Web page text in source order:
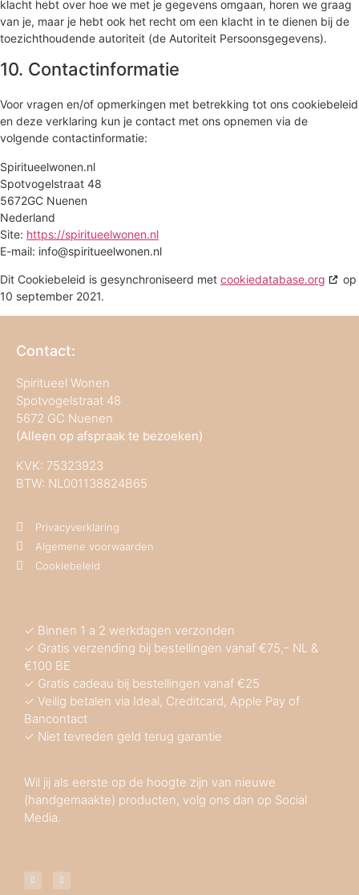
klacht hebt over hoe we met je gegevens omgaan, horen we graag
van je, maar je hebt ook het recht om een klacht in te dienen bij de
toezichthoudende autoriteit (de Autoriteit Persoonsgegevens).
10. Contactinformatie
Voor vragen en/of opmerkingen met betrekking tot ons cookiebeleid
en deze verklaring kun je contact met ons opnemen via de
volgende contactinformatie:
Spiritueelwonen.nl
Spotvogelstraat 48
5672GC Nuenen
Nederland
Site: https://spiritueelwonen.nl
E-mail: info@spiritueelwonen.nl
Dit Cookiebeleid is gesynchroniseerd met cookiedatabase.org
op
10 september 2021.
Contact:
Spiritueel Wonen
Spotvogelstraat 48
5672 GC Nuenen
(Alleen op afspraak te bezoeken)
KVK: 75323923
BTW: NL001138824B65
Privacyverklaring
Algemene voorwaarden
Cookiebeleid
✓ Binnen 1 a 2 werkdagen verzonden
✓ Gratis verzending bij bestellingen vanaf €75,- NL &
€100 BE
✓ Gratis cadeau bij bestellingen vanaf €25
✓ Veilig betalen via Ideal, Creditcard, Apple Pay of
Bancontact
✓ Niet tevreden geld terug garantie
Wil jij als eerste op de hoogte zijn van nieuwe
(handgemaakte) producten, volg ons dan op Social
Media.